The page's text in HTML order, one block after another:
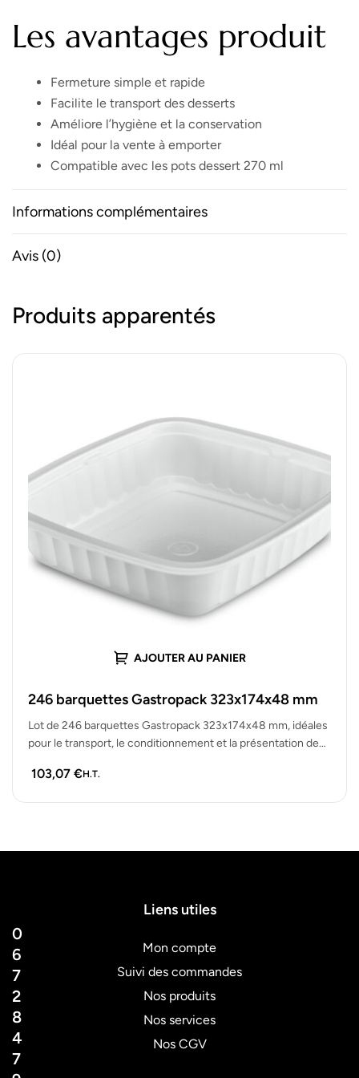
Les avantages produit
Fermeture simple et rapide
Facilite le transport des desserts
Améliore l’hygiène et la conservation
Idéal pour la vente à emporter
Compatible avec les pots dessert 270 ml
Informations complémentaires
Avis (0)
Produits apparentés
AJOUTER AU PANIER
246 barquettes Gastropack 323x174x48 mm
Lot de 246 barquettes Gastropack 323x174x48 mm, idéales
pour le transport, le conditionnement et la présentation de
103,07 €H.T.
0
6
7
2
8
4
7
Liens utiles
Mon compte
Suivi des commandes
Nos produits
Nos services
Nos CGV